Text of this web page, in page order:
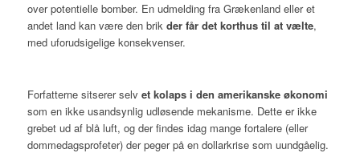
over potentielle bomber. En udmelding fra Grækenland eller et
andet land kan være den brik der får det korthus til at vælte,
med uforudsigelige konsekvenser.
Forfatterne sitserer selv et kolaps i den amerikanske økonomi
som en ikke usandsynlig udløsende mekanisme. Dette er ikke
grebet ud af blå luft, og der findes idag mange fortalere (eller
dommedagsprofeter) der peger på en dollarkrise som uundgåelig.